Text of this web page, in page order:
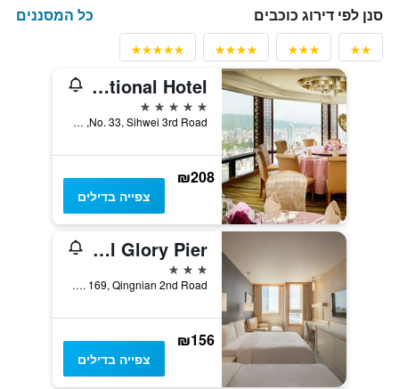
סנן לפי דירוג כוכבים כל המסננים
Han Hsien International Hotel
5 כוכבים
No. 33, Sihwei 3rd Road, קאושיונג, טייוואן
₪208
צפייה בדילים
Kindness Hotel Glory Pier
3 כוכבים
No. 169, Qingnian 2nd Road, קאושיונג, טייוואן
₪156
צפייה בדילים